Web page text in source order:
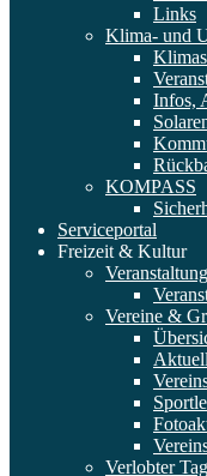
Links
Klima- und
Infos,
KOMPASS
Serviceportal
Freizeit & Kultur
Vereine &
Verlobter Tag